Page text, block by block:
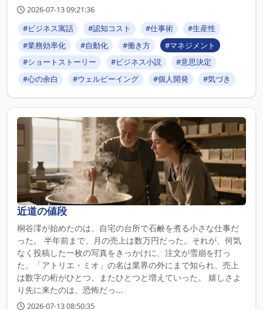
2026-07-13 09:21:36
#ビジネス寓話
#認知コスト #仕事術
#生産性
#業務効率化
#自動化 #働き方
#マネジメント
#ショートストーリー
#ビジネス小説
#意思決定
#心の余白
#ウェルビーイング #個人開発 #気づき
近道の値段
桐谷澪が始めたのは、自宅の台所で石鹸を煮る小さな仕事だ
った。 半年前まで、月の売上は数万円だった。それが、何気
なく投稿した一枚の写真をきっかけに、注文が雪崩を打っ
た。「アトリエ・ミオ」の名は業界の外にまで知られ、売上
は数字の桁がひとつ、またひとつと増えていった。 嬉しさよ
り先に来たのは、恐怖だっ...
2026-07-13 08:50:35